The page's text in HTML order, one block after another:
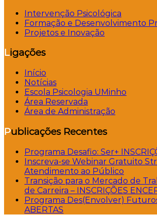
Intervenção Psicológica
Formação e Desenvolvimento
Projetos e Inovação
Ligações
Início
Notícias
Escola Psicologia UMinho
Área Reservada
Área de Administração
Publicações Recentes
Programa Desafio: Ser+
Inscreva-se Webinar Gratuito
Atendimento ao Público
Transição para o Mercado de
de Carreira – INSCRIÇÕES
Programa Des(Envolver) Futuros
ABERTAS